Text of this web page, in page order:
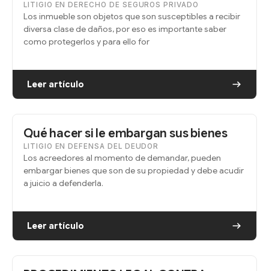
LITIGIO EN DERECHO DE SEGUROS PRIVADO
Los inmueble son objetos que son susceptibles a recibir
diversa clase de daños, por eso es importante saber
como protegerlos y para ello for
Leer artículo
Qué hacer si le embargan sus bienes
LITIGIO EN DEFENSA DEL DEUDOR
Los acreedores al momento de demandar, pueden
embargar bienes que son de su propiedad y debe acudir
a juicio a defenderla.
Leer artículo